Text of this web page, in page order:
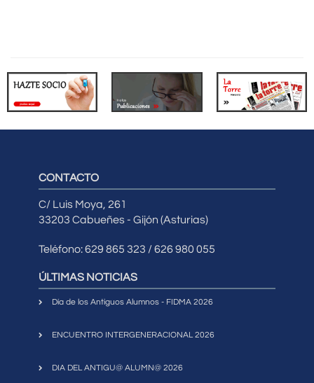
CONTACTO
C/ Luis Moya, 261
33203 Cabueñes - Gijón (Asturias)
Teléfono: 629 865 323 / 626 980 055
ÚLTIMAS NOTICIAS
Día de los Antiguos Alumnos - FIDMA 2026
ENCUENTRO INTERGENERACIONAL 2026
DIA DEL ANTIGU@ ALUMN@ 2026